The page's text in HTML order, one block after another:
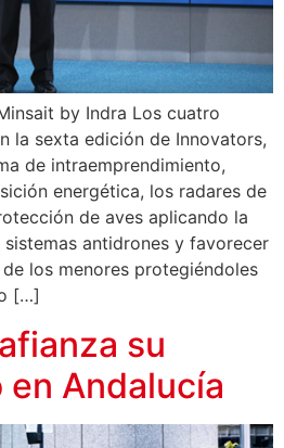
by Indra Los cuatro
la sexta edición de Innovators,
de intraemprendimiento,
energética, los radares de
de aves aplicando la
antidrones y favorecer
los menores protegiéndoles
[…]
su
Andalucía